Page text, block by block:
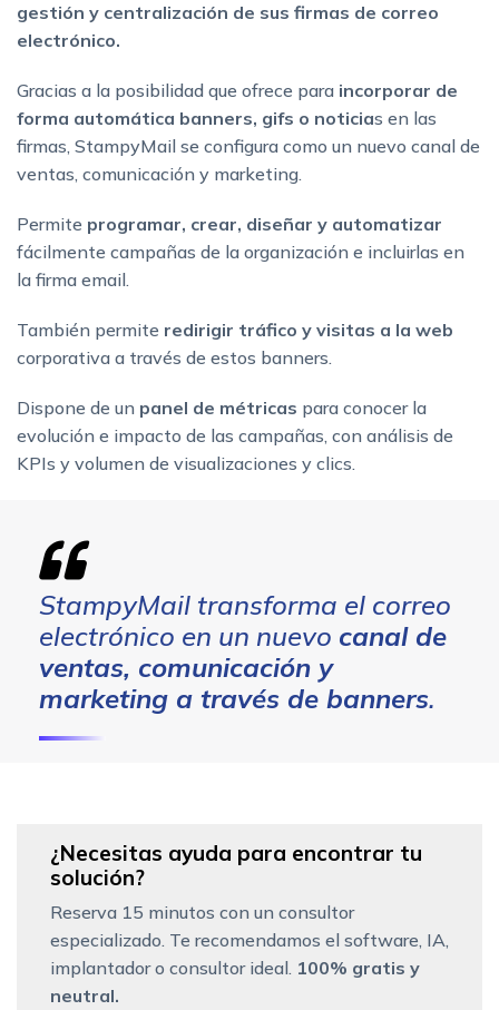
gestión y centralización de sus firmas de correo
electrónico.
Gracias a la posibilidad que ofrece para incorporar de
forma automática banners, gifs o noticias en las
firmas, StampyMail se configura como un nuevo canal de
ventas, comunicación y marketing.
Permite programar, crear, diseñar y automatizar
fácilmente campañas de la organización e incluirlas en
la firma email.
También permite redirigir tráfico y visitas a la web
corporativa a través de estos banners.
Dispone de un panel de métricas para conocer la
evolución e impacto de las campañas, con análisis de
KPIs y volumen de visualizaciones y clics.
StampyMail transforma el correo
electrónico en un nuevo canal de
ventas, comunicación y
marketing a través de banners.
¿Necesitas ayuda para encontrar tu
solución?
Reserva 15 minutos con un consultor
especializado. Te recomendamos el software, IA,
implantador o consultor ideal. 100% gratis y
neutral.